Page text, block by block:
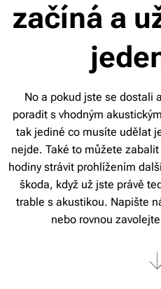
začíná a
No a pokud jste se dostali
poradit s vhodným
tak jediné co musíte udělat
nejde. Také to můžete
hodiny strávit prohlížením
škoda, když už jste právě
trable s akustikou. Napište
nebo rovnou